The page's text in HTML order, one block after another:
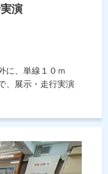
演
に、単線１０ｍ
、展示・走行実演